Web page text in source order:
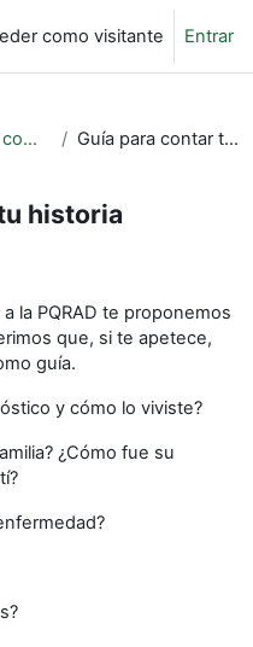
como visitante Entrar
Creando comunidad Guía para contar tu historia
historia
la PQRAD te proponemos
que, si te apetece,
guía.
y cómo lo viviste?
¿Cómo fue su